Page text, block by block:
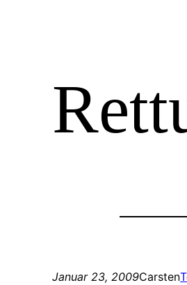
Januar 23, 2009Carsten